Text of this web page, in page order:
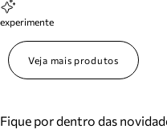
experimente
Veja mais produtos
Fique por dentro das